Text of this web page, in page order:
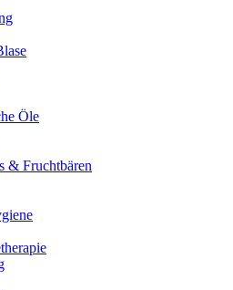
Öle
& Fruchtbären